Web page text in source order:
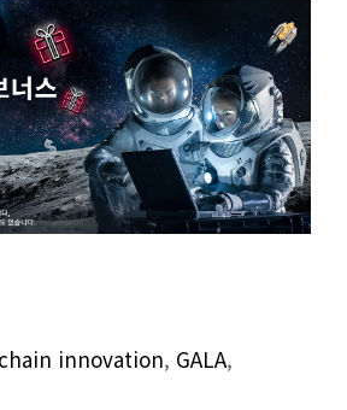
innovation, GALA,